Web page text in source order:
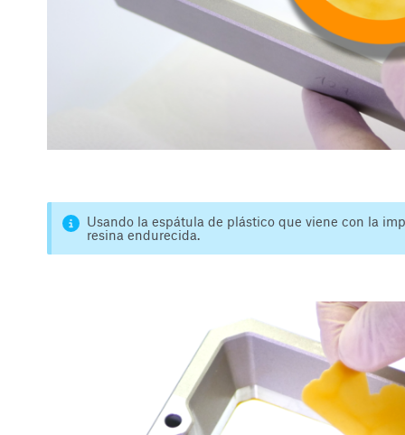
Usando la espátula de plástico que viene con la
resina endurecida.